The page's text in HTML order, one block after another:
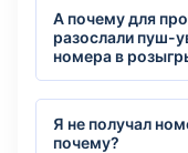
А почему для
разослали пуш-
номера в
Я не получал
почему?